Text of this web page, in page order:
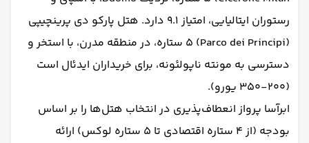
رستوران ایتالیایی، امتیاز ۹.۱ دارد. هتل پارکو دی پرینچیپی
(Parco dei Principi) ۵ ستاره، در منطقه مدرن، با استخر و
دسترسی به مونته ناپولئونه، برای خریداران ایدئال است
(۲۰۰-۳۵۰ یورو).
ابرآسا پرواز انعطاف‌پذیری در انتخاب هتل‌ها را بر اساس
بودجه (از ۴ ستاره اقتصادی تا ۵ ستاره لوکس) ارائه